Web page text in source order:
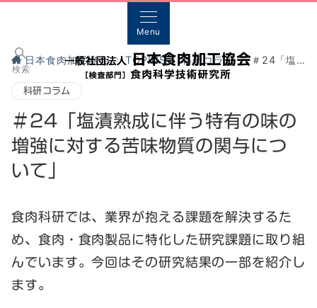
Menu
検索
日本食肉加工協会 TOPICS 科研コラム ＃24「塩漬熟成に伴う特有の味の増強に対する苦味物質の関与について」
科研コラム
＃24「塩漬熟成に伴う特有の味の
増強に対する苦味物質の関与につ
いて」
食肉科研では、業界が抱える課題を解決するた
め、食肉・食肉製品に特化した研究課題に取り組
んでいます。今回はその研究結果の一部を紹介し
ます。